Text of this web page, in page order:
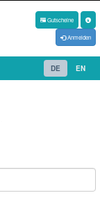
Gutscheine
Anmelden
EN
DE